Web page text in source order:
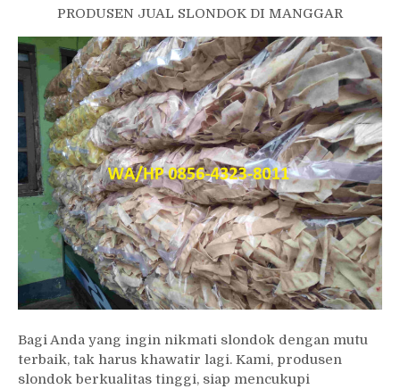
PRODUSEN JUAL SLONDOK DI MANGGAR
Bagi Anda yang ingin nikmati slondok dengan mutu
terbaik, tak harus khawatir lagi. Kami, produsen
slondok berkualitas tinggi, siap mencukupi